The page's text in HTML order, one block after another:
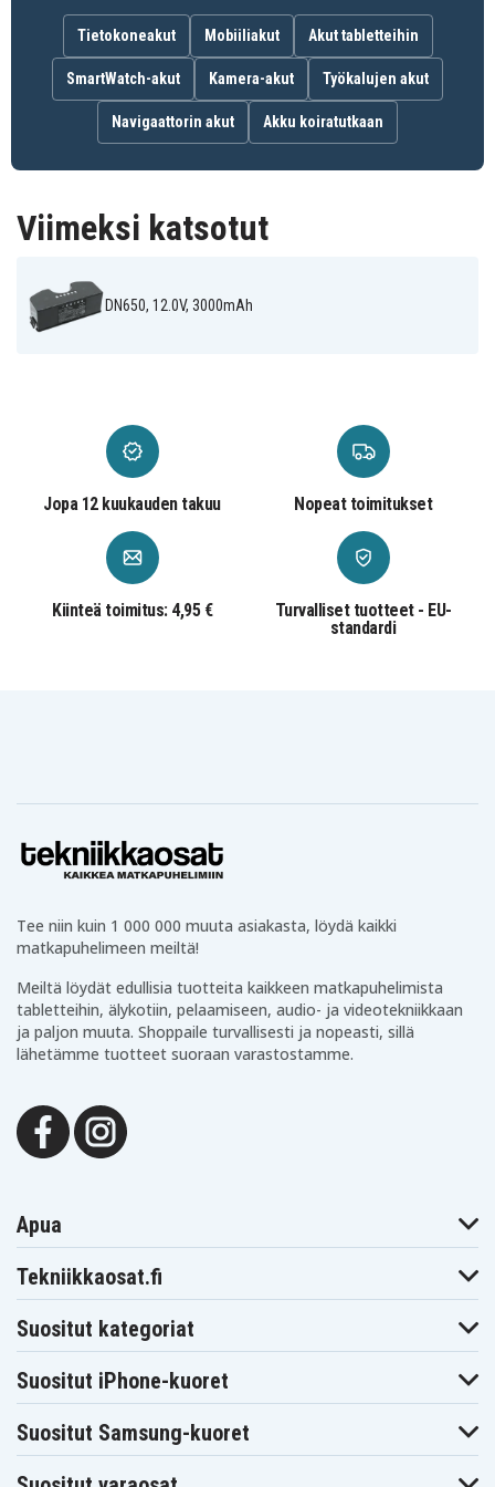
Tietokoneakut Mobiiliakut Akut tabletteihin
SmartWatch-akut Kamera-akut Työkalujen akut
Navigaattorin akut Akku koiratutkaan
Viimeksi katsotut
DN650, 12.0V, 3000mAh
Jopa 12 kuukauden takuu Nopeat toimitukset
Kiinteä toimitus: 4,95 €
Turvalliset tuotteet - EU-
standardi
Tee niin kuin 1 000 000 muuta asiakasta, löydä kaikki
matkapuhelimeen meiltä!
Meiltä löydät edullisia tuotteita kaikkeen matkapuhelimista
tabletteihin, älykotiin, pelaamiseen, audio- ja videotekniikkaan
ja paljon muuta. Shoppaile turvallisesti ja nopeasti, sillä
lähetämme tuotteet suoraan varastostamme.
Apua
Tekniikkaosat.fi
Suositut kategoriat
Suositut iPhone-kuoret
Suositut Samsung-kuoret